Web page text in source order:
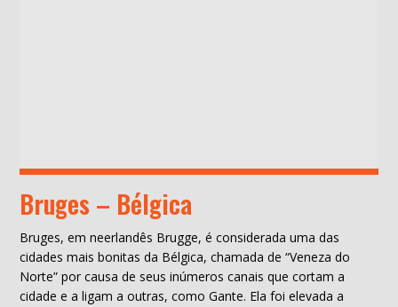
Bruges – Bélgica
Bruges, em neerlandês Brugge, é considerada uma das
cidades mais bonitas da Bélgica, chamada de “Veneza do
Norte” por causa de seus inúmeros canais que cortam a
cidade e a ligam a outras, como Gante. Ela foi elevada a